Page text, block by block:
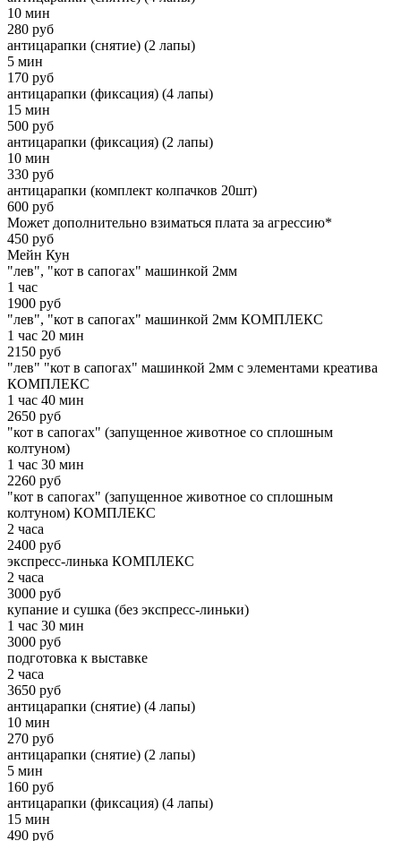
10 мин
280 руб
антицарапки (снятие) (2 лапы)
5 мин
170 руб
антицарапки (фиксация) (4 лапы)
15 мин
500 руб
антицарапки (фиксация) (2 лапы)
10 мин
330 руб
антицарапки (комплект колпачков 20шт)
600 руб
Может дополнительно взиматься плата за агрессию*
450 руб
Мейн Кун
"лев", "кот в сапогах" машинкой 2мм
1 час
1900 руб
"лев", "кот в сапогах" машинкой 2мм КОМПЛЕКС
1 час 20 мин
2150 руб
"лев" "кот в сапогах" машинкой 2мм с элементами креатива
КОМПЛЕКС
1 час 40 мин
2650 руб
"кот в сапогах" (запущенное животное со сплошным
колтуном)
1 час 30 мин
2260 руб
"кот в сапогах" (запущенное животное со сплошным
колтуном) КОМПЛЕКС
2 часа
2400 руб
экспресс-линька КОМПЛЕКС
2 часа
3000 руб
купание и сушка (без экспресс-линьки)
1 час 30 мин
3000 руб
подготовка к выставке
2 часа
3650 руб
антицарапки (снятие) (4 лапы)
10 мин
270 руб
антицарапки (снятие) (2 лапы)
5 мин
160 руб
антицарапки (фиксация) (4 лапы)
15 мин
490 руб